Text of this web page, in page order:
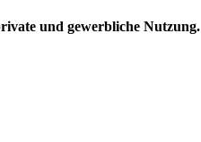
und gewerbliche Nutzung.